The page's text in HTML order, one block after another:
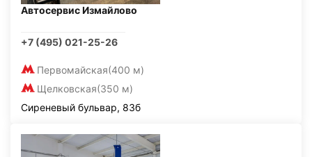
Автосервис Измайлово
+7 (495) 021-25-26
Первомайская(400 м)
Щелковская(350 м)
Сиреневый бульвар, 83б